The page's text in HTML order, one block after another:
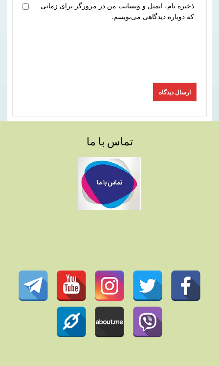
ذخیره نام، ایمیل و وبسایت من در مرورگر برای زمانی
که دوباره دیدگاهی می‌نویسم.
تماس با ما